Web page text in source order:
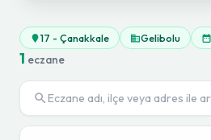
17 - Çanakkale Gelibolu
1 eczane